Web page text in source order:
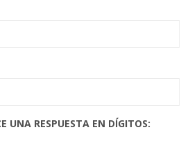
UNA RESPUESTA EN DÍGITOS: